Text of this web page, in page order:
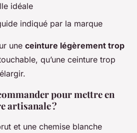
idéale
indiqué par la marque
une ceinture légèrement trop
qu’une ceinture trop
pour mettre en
artisanale ?
et une chemise blanche